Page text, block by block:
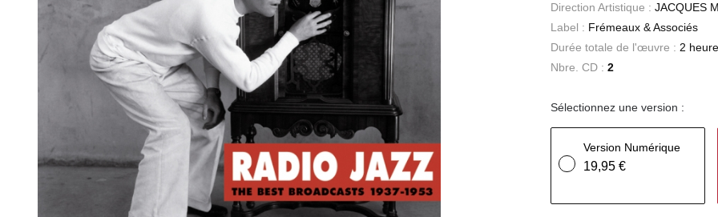
Direction Artistique : JACQUES
Label : Frémeaux & Associés
Durée totale de l'œuvre : 2
Nbre. CD : 2
Sélectionnez une version :
Version Numérique
19,95 €